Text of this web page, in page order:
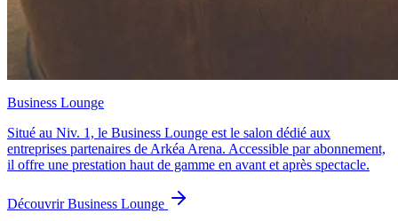
Business Lounge
Situé au Niv. 1, le Business Lounge est le salon dédié aux
entreprises partenaires de Arkéa Arena. Accessible par abonnement,
il offre une prestation haut de gamme en avant et après spectacle.
Découvrir Business Lounge